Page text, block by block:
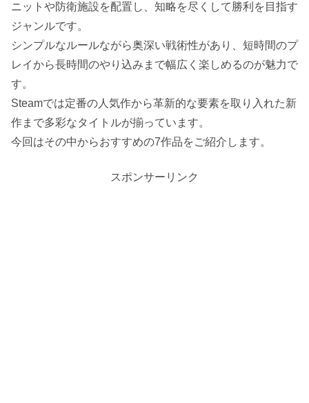
ニットや防衛施設を配置し、知略を尽くして勝利を目指す
ジャンルです。
シンプルなルールながら奥深い戦術性があり、短時間のプ
レイから長時間のやり込みまで幅広く楽しめるのが魅力で
す。
Steamでは定番の人気作から革新的な要素を取り入れた新
作まで多彩なタイトルが揃っています。
今回はその中からおすすめの7作品をご紹介します。
スポンサーリンク